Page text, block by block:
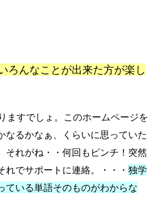
ろんなことが出来た方が楽し
ますでしょ。このホームページを
なるかなぁ、くらいに思っていた
それがね・・何回もピンチ！突然
でサポートに連絡。・・・ 独学
ている単語そのものがわからな